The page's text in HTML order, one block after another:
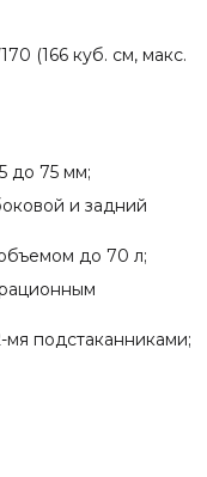
(166 куб. см, макс.
до 75 мм;
и задний
до 70 л;
подстаканниками;